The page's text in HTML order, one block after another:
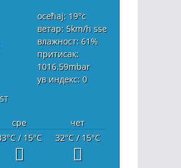
осећај: 19°c
ветар: 5km/hsse
влажност: 61%
притисак:
1016.59mbar
ув индекс: 0
сре
чет
°C/ 15°C 32°C/ 15°C